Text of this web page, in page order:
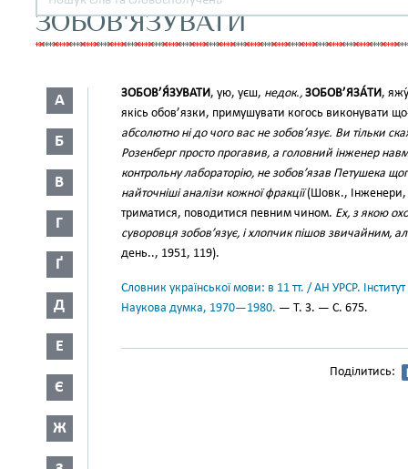
ЗОБОВ'ЯЗУВАТИ
А
Б
В
Г
Ґ
Д
Е
Є
Ж
ЗОБОВ’Я́ЗУВАТИ, ую, уєш, недок., ЗОБОВ’ЯЗА́ТИ,
якісь обов’язки, примушувати когось виконувати
абсолютно ні до чого вас не зобов’язує. Ви тільки
Розенберг просто прогавив, а головний інженер
контрольну лабораторію, не зобов’язав Петушека
найточніші аналізи кожної фракції(Шовк., Інженери,
триматися, поводитися певним чином. Ех, з якою
суворовця зобов’язує, і хлопчик пішов звичайним,
день.., 1951, 119).
Словник української мови: в 11 тт. / АН УРСР.
Наукова думка, 1970—1980. — Т. 3. — С. 675.
Поділитись: